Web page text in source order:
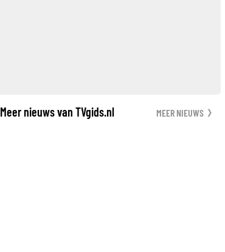
Meer nieuws van TVgids.nl MEER NIEUWS